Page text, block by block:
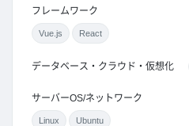
フレームワーク
Vue.js React
データベース・クラウド・仮想化
サーバーOS/ネットワーク
Linux Ubuntu